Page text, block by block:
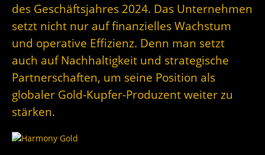
des Geschäftsjahres 2024. Das Unternehmen
setzt nicht nur auf finanzielles Wachstum
und operative Effizienz. Denn man setzt
auch auf Nachhaltigkeit und strategische
Partnerschaften, um seine Position als
globaler Gold-Kupfer-Produzent weiter zu
stärken.